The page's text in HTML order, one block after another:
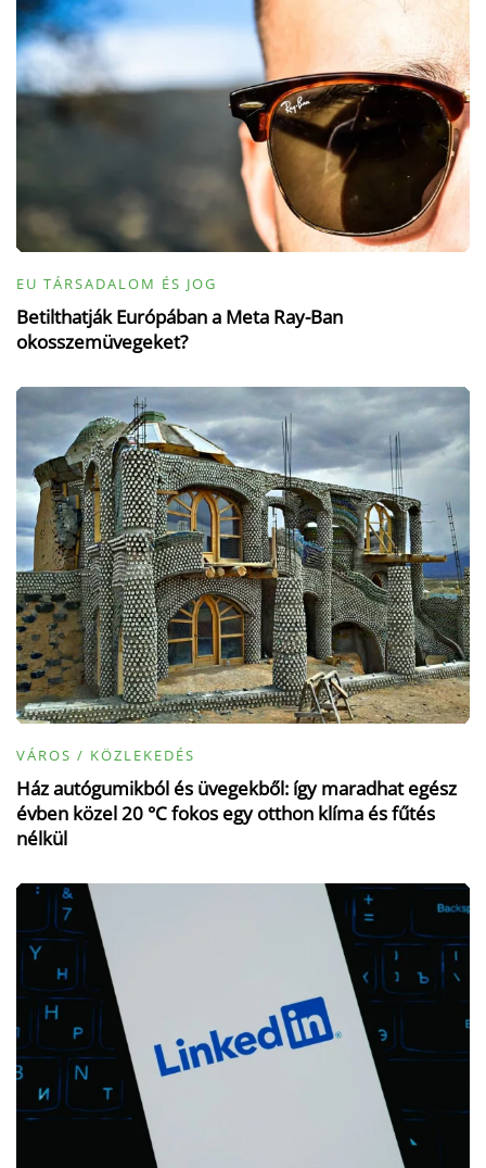
EU TÁRSADALOM ÉS JOG
Betilthatják Európában a Meta Ray-Ban
okosszemüvegeket?
VÁROS / KÖZLEKEDÉS
Ház autógumikból és üvegekből: így maradhat egész
évben közel 20 °C fokos egy otthon klíma és fűtés
nélkül